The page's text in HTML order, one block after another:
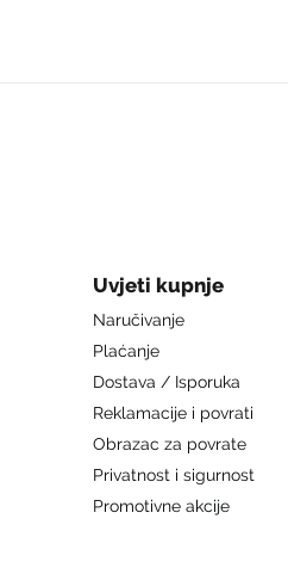
Uvjeti kupnje
Naručivanje
Plaćanje
Dostava / Isporuka
Reklamacije i povrati
Obrazac za povrate
Privatnost i sigurnost
Promotivne akcije